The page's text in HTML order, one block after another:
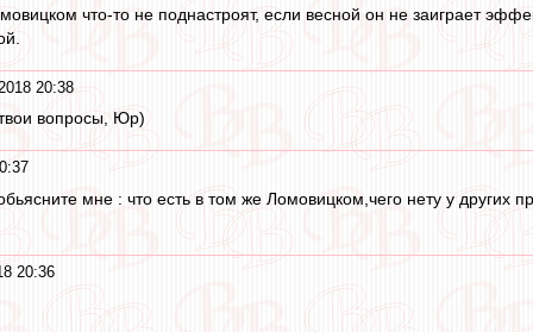
что-то не поднастроят, если весной он не заиграет
20:38
вопросы, Юр)
мне : что есть в том же Ломовицком,чего нету у других
20:36